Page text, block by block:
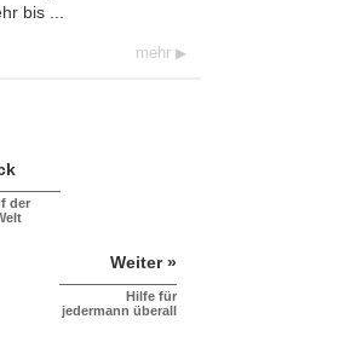
bis ...
mehr
der
Weiter »
Hilfe für
jedermann überall